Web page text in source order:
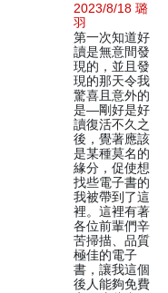
2023/8/18 璐
羽
第一次知道好
讀是無意間發
現的，並且發
現的那天令我
驚喜且意外的
是—剛好是好
讀復活不久之
後，覺著應該
是某種莫名的
緣分，促使想
找些電子書的
我被帶到了這
裡。這裡有著
各位前輩們辛
苦掃描、品質
極佳的電子
書，讓我這個
後人能夠免費